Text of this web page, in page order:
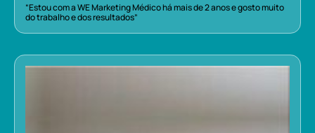
“Estou com a WE Marketing Médico há mais de 2 anos e gosto muito
do trabalho e dos resultados”